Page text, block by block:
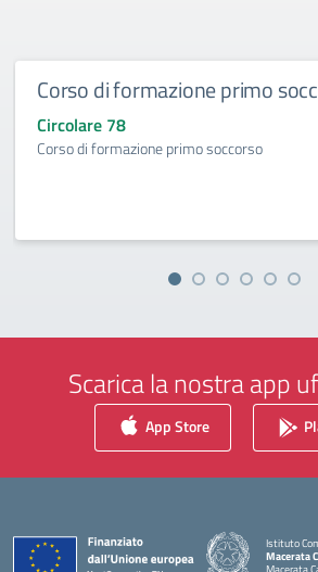
Corso di formazione primo
Circolare 78
Corso di formazione primo soccorso
Scarica la nostra app
App Store
Istituto
Macerata
Macerata